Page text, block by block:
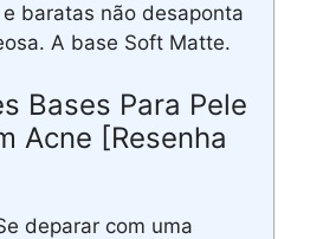
baratas não desaponta
A base Soft Matte.
Bases Para Pele
Acne [Resenha
deparar com uma